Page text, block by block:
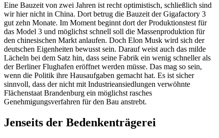
Eine Bauzeit von zwei Jahren ist recht optimistisch, schließlich sind
wir hier nicht in China. Dort betrug die Bauzeit der Gigafactory 3
gut zehn Monate. Im Moment beginnt dort der Produktionstest für
das Model 3 und möglichst schnell soll die Massenproduktion für
den chinesischen Markt anlaufen. Doch Elon Musk wird sich der
deutschen Eigenheiten bewusst sein. Darauf weist auch das milde
Lächeln bei dem Satz hin, dass seine Fabrik ein wenig schneller als
der Berliner Flughafen eröffnet werden müsse. Das mag so sein,
wenn die Politik ihre Hausaufgaben gemacht hat. Es ist sicher
sinnvoll, dass der nicht mit Industrieansiedlungen verwöhnte
Flächenstaat Brandenburg ein möglichst rasches
Genehmigungsverfahren für den Bau anstrebt.
Jenseits der Bedenkenträgerei